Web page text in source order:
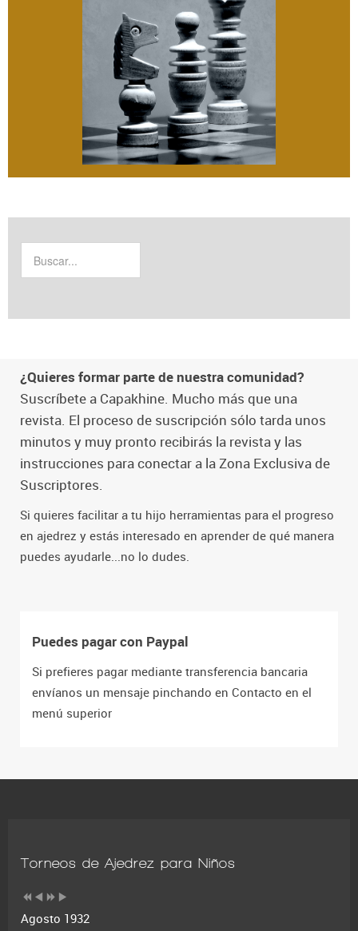
¿Quieres formar parte de nuestra comunidad?
Suscríbete a Capakhine. Mucho más que una
revista. El proceso de suscripción sólo tarda unos
minutos y muy pronto recibirás la revista y las
instrucciones para conectar a la Zona Exclusiva de
Suscriptores.
Si quieres facilitar a tu hijo herramientas para el progreso
en ajedrez y estás interesado en aprender de qué manera
puedes ayudarle...no lo dudes.
Puedes pagar con Paypal
Si prefieres pagar mediante transferencia bancaria
envíanos un mensaje pinchando en Contacto en el
menú superior
Torneos de Ajedrez para Niños
Agosto 1932